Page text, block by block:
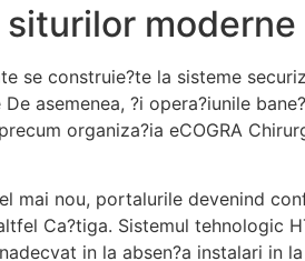
moderne
se construie?te la sisteme
asemenea, ?i opera?iunile
organiza?ia eCOGRA
mai nou, portalurile devenind
Ca?tiga. Sistemul tehnologic
in la absen?a instalari in la